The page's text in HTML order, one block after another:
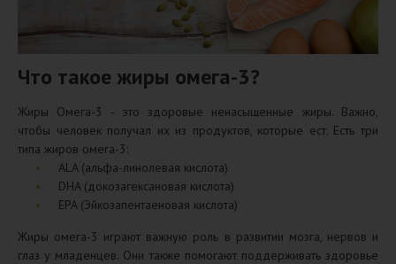
Что такое жиры омега-3?
Жиры Омега-3 - это здоровые ненасыщенные жиры. Важно,
чтобы человек получал их из продуктов, которые ест. Есть три
типа жиров омега-3:
ALA (альфа-линолевая кислота)
DHA (докозагексановая кислота)
EPA (Эйкозапентаеновая кислота)
Жиры омега-3 играют важную роль в развитии мозга, нервов и
глаз у младенцев. Они также помогают поддерживать здоровье